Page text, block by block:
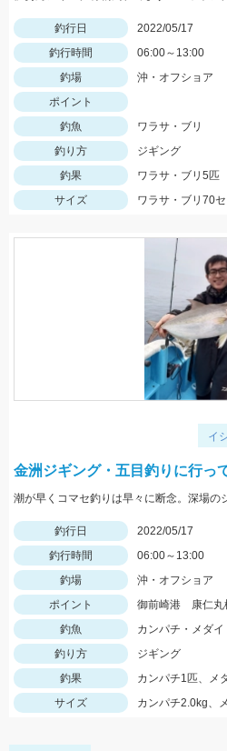
釣行日
2022/05/17
釣行時間
06:00～13:00
釣場
沖・オフショア
ポイント
釣魚
ワラサ・ブリ
釣り方
ジギング
釣果
ワラサ・ブリ5匹
サイズ
ワラサ・ブリ70
イ
金洲ジギング・五目釣りに行っ
釣行日
2022/05/17
釣行時間
06:00～13:00
釣場
沖・オフショア
ポイント
御前崎港 康仁丸
釣魚
カンパチ・メダイ
釣り方
ジギング
釣果
カンパチ1匹、メ
サイズ
カンパチ2.0kg、